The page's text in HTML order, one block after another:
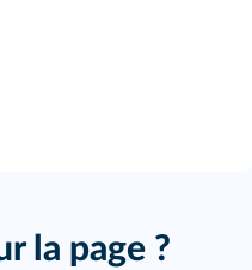
la page ?